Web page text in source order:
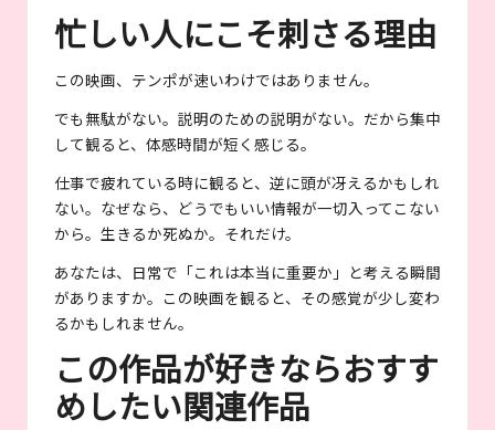
忙しい人にこそ刺さる理由
この映画、テンポが速いわけではありません。
でも無駄がない。説明のための説明がない。だから集中
して観ると、体感時間が短く感じる。
仕事で疲れている時に観ると、逆に頭が冴えるかもしれ
ない。なぜなら、どうでもいい情報が一切入ってこない
から。生きるか死ぬか。それだけ。
あなたは、日常で「これは本当に重要か」と考える瞬間
がありますか。この映画を観ると、その感覚が少し変わ
るかもしれません。
この作品が好きならおすす
めしたい関連作品